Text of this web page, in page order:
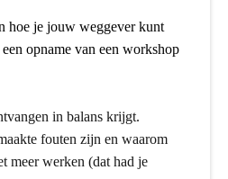
hoe je jouw weggever kunt
opname van een workshop
in balans krijgt.
fouten zijn en waarom
meer werken (dat had je